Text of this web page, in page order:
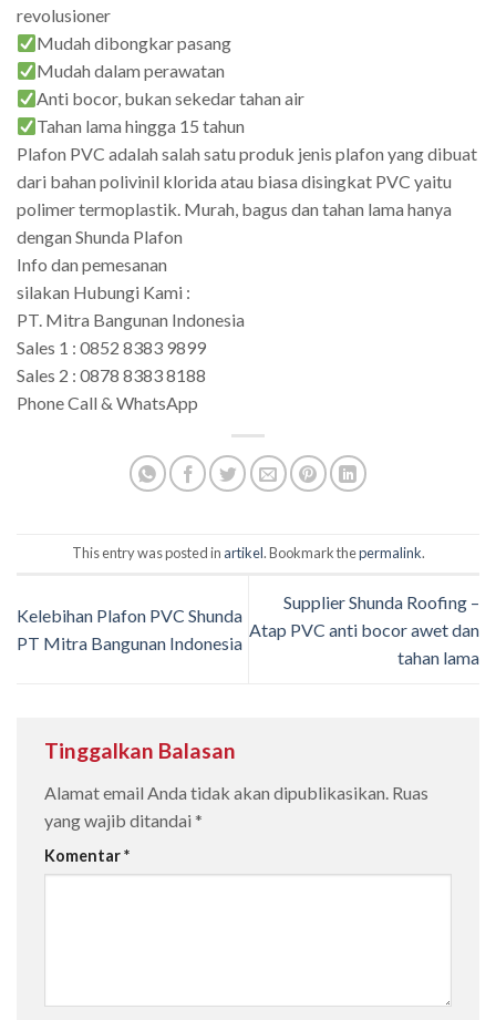
revolusioner
Mudah dibongkar pasang
Mudah dalam perawatan
Anti bocor, bukan sekedar tahan air
Tahan lama hingga 15 tahun
Plafon PVC adalah salah satu produk jenis plafon yang dibuat
dari bahan polivinil klorida atau biasa disingkat PVC yaitu
polimer termoplastik. Murah, bagus dan tahan lama hanya
dengan Shunda Plafon
Info dan pemesanan
silakan Hubungi Kami :
PT. Mitra Bangunan Indonesia
Sales 1 : 0852 8383 9899
Sales 2 : 0878 8383 8188
Phone Call & WhatsApp
This entry was posted in artikel. Bookmark thepermalink.
Kelebihan Plafon PVC Shunda
PT Mitra Bangunan Indonesia
Supplier Shunda Roofing –
Atap PVC anti bocor awet dan
tahan lama
Tinggalkan Balasan
Alamat email Anda tidak akan dipublikasikan. Ruas
yang wajib ditandai *
Komentar*